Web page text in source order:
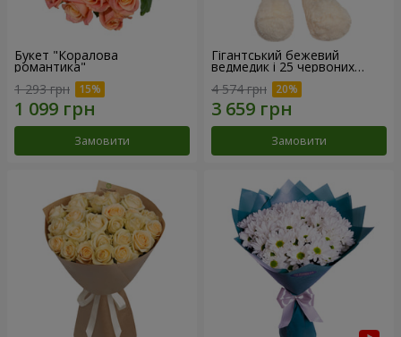
Букет "Коралова
романтика"
1 293 грн
Замовити
Гігантський бежевий
ведмедик і 25 червоних
троянд
4 574 грн
Замовити